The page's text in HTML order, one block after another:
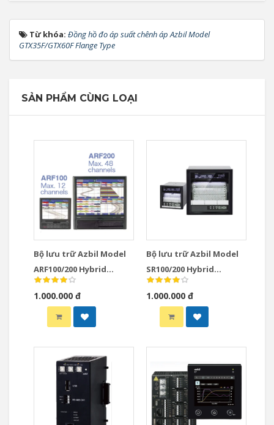
Từ khóa: Đồng hồ đo áp suất chênh áp Azbil Model
GTX35F/GTX60F Flange Type
SẢN PHẨM CÙNG LOẠI
Bộ lưu trữ Azbil Model
ARF100/200 Hybrid
Recorders
1.000.000 đ
Bộ lưu trữ Azbil Model
SR100/200 Hybrid
Recorders
1.000.000 đ